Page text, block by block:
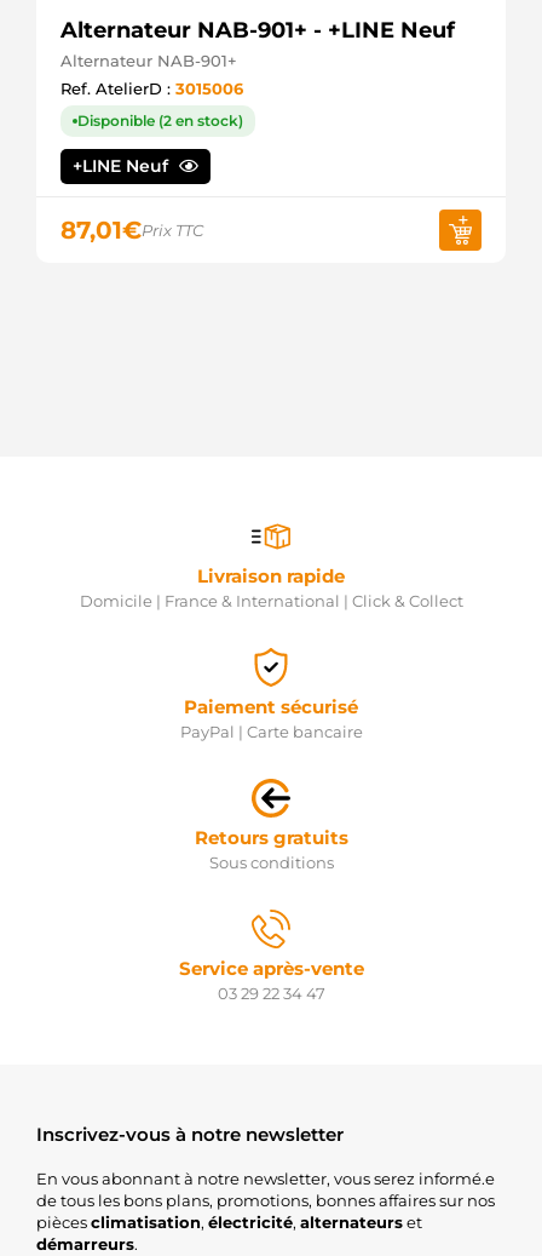
Alternateur NAB-901+ - +LINE Neuf
Alternateur NAB-901+
Ref. AtelierD : 3015006
Disponible (2 en stock)
+LINE Neuf
87,01€Prix TTC
Livraison rapide
Domicile | France & International | Click & Collect
Paiement sécurisé
PayPal | Carte bancaire
Retours gratuits
Sous conditions
Service après-vente
03 29 22 34 47
Inscrivez-vous à notre newsletter
En vous abonnant à notre newsletter, vous serez informé.e
de tous les bons plans, promotions, bonnes affaires sur nos
piècesclimatisation, électricité, alternateurset
démarreurs.